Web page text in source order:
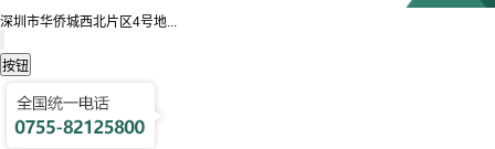
深圳市华侨城西北片区4号地...